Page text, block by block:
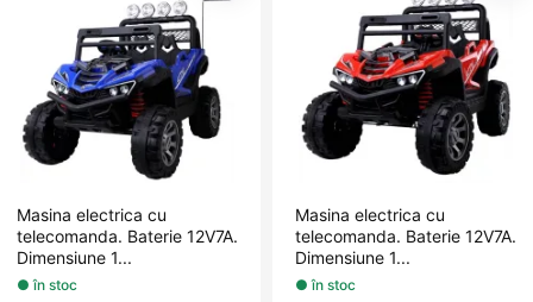
Masina electrica cu
telecomanda. Baterie 12V7A.
Dimensiune 1...
● în stoc
Masina electrica cu
telecomanda. Baterie 12V7A.
Dimensiune 1...
● în stoc